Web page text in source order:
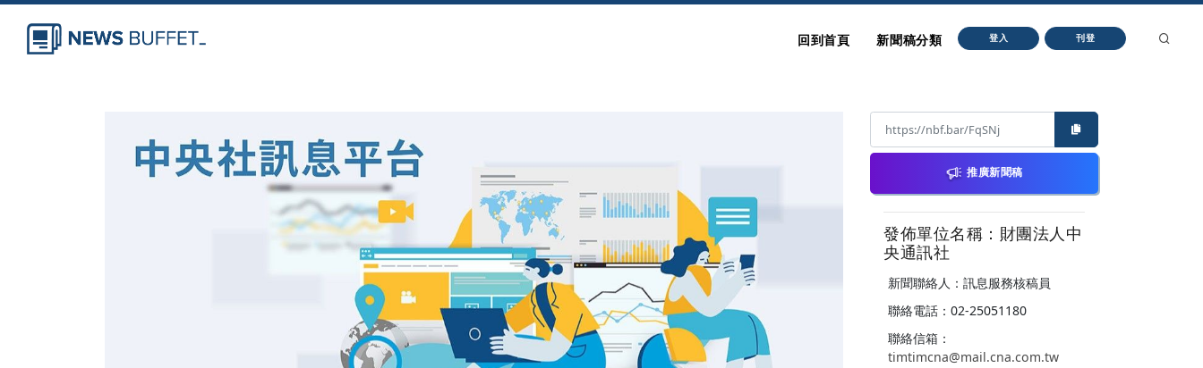
回到首頁 新聞稿分類 登入 刊登
推廣新聞稿
發佈單位名稱：財團法人中
央通訊社
新聞聯絡人：訊息服務核稿員
聯絡電話：02-25051180
聯絡信箱：
timtimcna@mail.cna.com.tw